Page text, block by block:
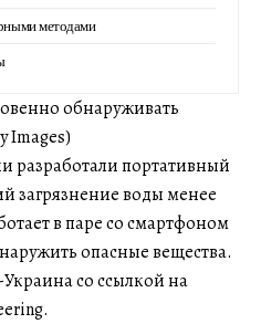
методами
обнаруживать
Images)
разработали портативный
загрязнение воды менее
в паре со смартфоном
опасные вещества.
со ссылкой на